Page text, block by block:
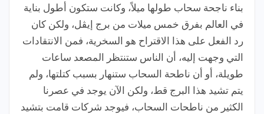
بناء ناجحة سحاب طولها ميلاً، وكانت ستكون أطول بناية
في العالم بفرق خمس ميلات من برج إيڤل، ولكن كان
رد الفعل على هذا الاقتراح هو السخرية، فمن الانتقادات
التي وجهت إليه، أن الناس ستنتظر المصعد ساعات
طويلة، أو أن ناطحة السحاب ستنهار بسبب كتلتها، ولم
يتم تشيد هذا البرج قط، ولكن الآن يوجد في عصرنا
الكثير من ناطحات السحاب، فيوجد شركات قامت بتشيد